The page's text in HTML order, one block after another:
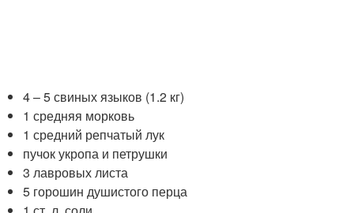
4 – 5 свиных языков (1.2 кг)
1 средняя морковь
1 средний репчатый лук
пучок укропа и петрушки
3 лавровых листа
5 горошин душистого перца